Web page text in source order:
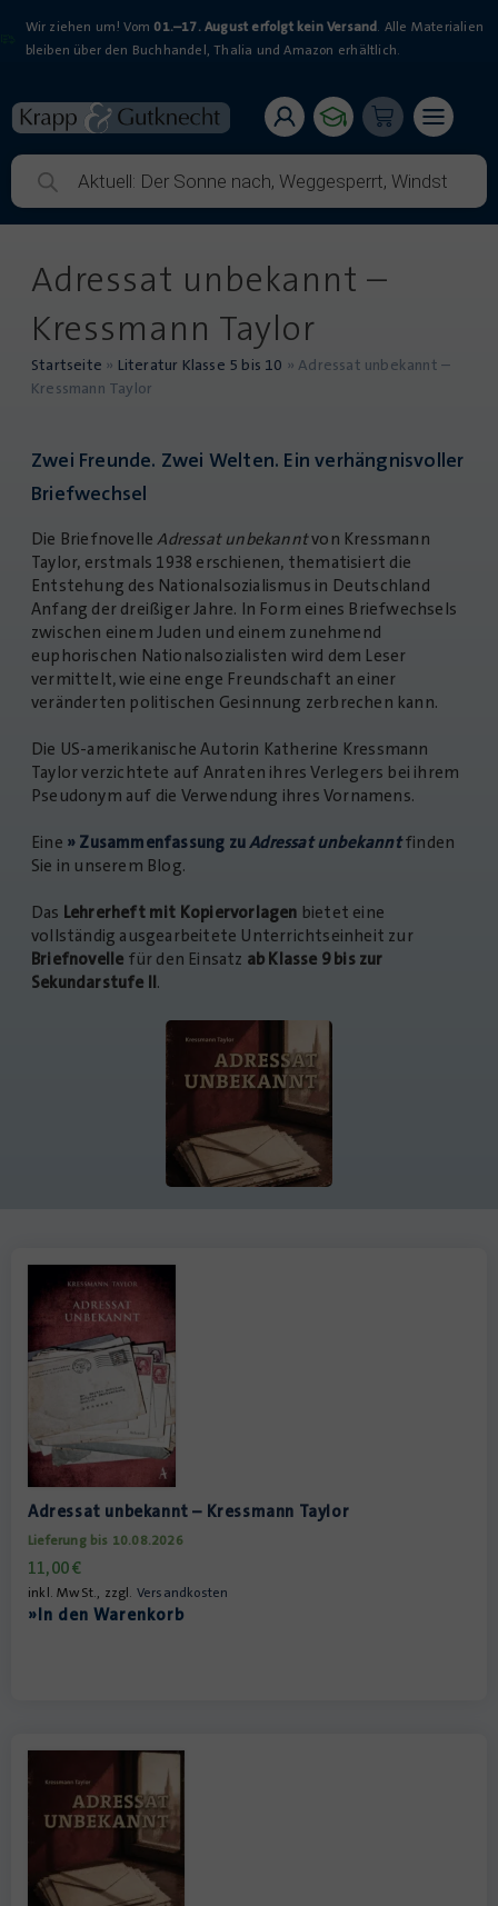
Wir ziehen um! Vom 01.–17. August erfolgt kein Versand. Alle Materialien
bleiben über den Buchhandel, Thalia und Amazon erhältlich.
Adressat unbekannt –
Kressmann Taylor
Startseite » Literatur Klasse 5 bis 10 »Adressat unbekannt –
Kressmann Taylor
Zwei Freunde. Zwei Welten. Ein verhängnisvoller
Briefwechsel
Die Briefnovelle Adressat unbekanntvon Kressmann
Taylor, erstmals 1938 erschienen, thematisiert die
Entstehung des Nationalsozialismus in Deutschland
Anfang der dreißiger Jahre. In Form eines Briefwechsels
zwischen einem Juden und einem zunehmend
euphorischen Nationalsozialisten wird dem Leser
vermittelt, wie eine enge Freundschaft an einer
veränderten politischen Gesinnung zerbrechen kann.
Die US-amerikanische Autorin Katherine Kressmann
Taylor verzichtete auf Anraten ihres Verlegers bei ihrem
Pseudonym auf die Verwendung ihres Vornamens.
Eine » Zusammenfassung zuAdressat unbekanntfinden
Sie in unserem Blog.
Das Lehrerheft mit Kopiervorlagen bietet eine
vollständig ausgearbeitete Unterrichtseinheit zur
Briefnovelle für den Einsatz ab Klasse 9 bis zur
Sekundarstufe II.
Adressat unbekannt – Kressmann Taylor
Lieferung bis 10.08.2026
11,00€
inkl. MwSt., zzgl. Versandkosten
»In den Warenkorb